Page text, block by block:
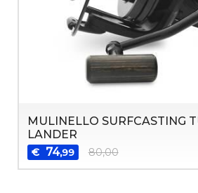
MULINELLO SURFCASTING
LANDER
€ 74,99 80,00